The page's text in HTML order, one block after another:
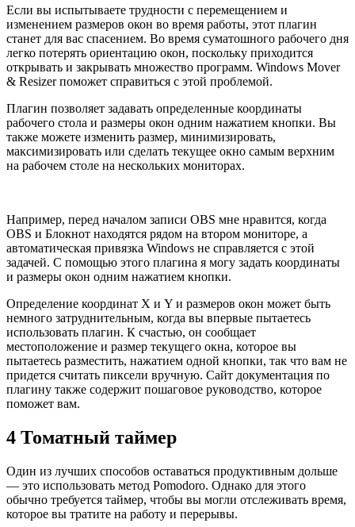
Если вы испытываете трудности с перемещением и
изменением размеров окон во время работы, этот плагин
станет для вас спасением. Во время суматошного рабочего дня
легко потерять ориентацию окон, поскольку приходится
открывать и закрывать множество программ. Windows Mover
& Resizer поможет справиться с этой проблемой.
Плагин позволяет задавать определенные координаты
рабочего стола и размеры окон одним нажатием кнопки. Вы
также можете изменить размер, минимизировать,
максимизировать или сделать текущее окно самым верхним
на рабочем столе на нескольких мониторах.
Например, перед началом записи OBS мне нравится, когда
OBS и Блокнот находятся рядом на втором мониторе, а
автоматическая привязка Windows не справляется с этой
задачей. С помощью этого плагина я могу задать координаты
и размеры окон одним нажатием кнопки.
Определение координат X и Y и размеров окон может быть
немного затруднительным, когда вы впервые пытаетесь
использовать плагин. К счастью, он сообщает
местоположение и размер текущего окна, которое вы
пытаетесь разместить, нажатием одной кнопки, так что вам не
придется считать пиксели вручную. Сайт документация по
плагину также содержит пошаговое руководство, которое
поможет вам.
4 Томатный таймер
Один из лучших способов оставаться продуктивным дольше
— это использовать метод Pomodoro. Однако для этого
обычно требуется таймер, чтобы вы могли отслеживать время,
которое вы тратите на работу и перерывы.